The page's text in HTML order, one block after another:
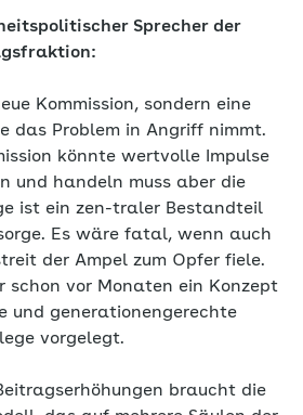
Sprecher der
Kommission, sondern eine
das Problem in Angriff nimmt.
könnte wertvolle Impulse
und handeln muss aber die
ist ein zen-traler Bestandteil
Es wäre fatal, wenn auch
der Ampel zum Opfer fiele.
schon vor Monaten ein Konzept
und generationengerechte
vorgelegt.
braucht die